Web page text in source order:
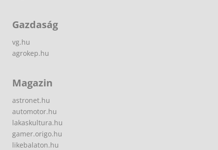
Gazdaság
vg.hu
agrokep.hu
Magazin
astronet.hu
automotor.hu
lakaskultura.hu
gamer.origo.hu
likebalaton.hu